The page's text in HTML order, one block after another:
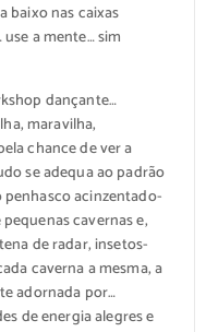
baixo nas caixas
a mente… sim
dançante…
maravilha,
chance de ver a
se adequa ao padrão
acinzentado-
cavernas e,
de radar, insetos-
caverna a mesma, a
adornada por…
de energia alegres e